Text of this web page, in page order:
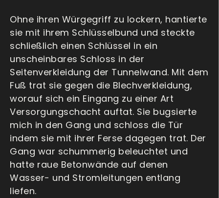
Ohne ihren Würgegriff zu lockern, hantierte
sie mit ihrem Schlüsselbund und steckte
schließlich einen Schlüssel in ein
unscheinbares Schloss in der
Seitenverkleidung der Tunnelwand. Mit dem
Fuß trat sie gegen die Blechverkleidung,
worauf sich ein Eingang zu einer Art
Versorgungschacht auftat. Sie bugsierte
mich in den Gang und schloss die Tür
indem sie mit ihrer Ferse dagegen trat. Der
Gang war schummerig beleuchtet und
hatte raue Betonwände auf denen
Wasser- und Stromleitungen entlang
liefen.